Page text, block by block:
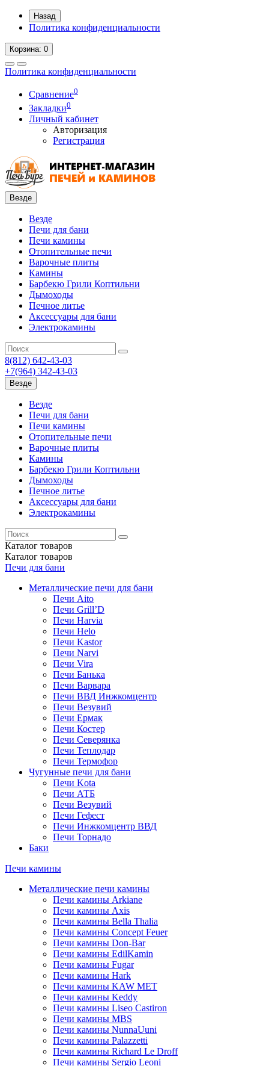
Назад
Политика конфиденциальности
Корзина: 0
Политика конфиденциальности
Сравнение0
Закладки0
Личный кабинет
Авторизация
Регистрация
Везде
Везде
Печи для бани
Печи камины
Отопительные печи
Варочные плиты
Камины
Барбекю Грили Коптильни
Дымоходы
Печное литье
Аксессуары для бани
Электрокамины
8(812) 642-43-03
+7(964) 342-43-03
Везде
Везде
Печи для бани
Печи камины
Отопительные печи
Варочные плиты
Камины
Барбекю Грили Коптильни
Дымоходы
Печное литье
Аксессуары для бани
Электрокамины
Каталог товаров
Каталог товаров
Печи для бани
Металлические печи для бани
Печи Aito
Печи Grill’D
Печи Harvia
Печи Helo
Печи Kastor
Печи Narvi
Печи Vira
Печи Банька
Печи Варвара
Печи ВВД Инжкомцентр
Печи Везувий
Печи Ермак
Печи Костер
Печи Северянка
Печи Теплодар
Печи Термофор
Чугунные печи для бани
Печи Kota
Печи АТБ
Печи Везувий
Печи Гефест
Печи Инжкомцентр ВВД
Печи Торнадо
Баки
Печи камины
Металлические печи камины
Печи камины Arkiane
Печи камины Axis
Печи камины Bella Thalia
Печи камины Concept Feuer
Печи камины Don-Bar
Печи камины EdilKamin
Печи камины Fugar
Печи камины Hark
Печи камины KAW MET
Печи камины Keddy
Печи камины Liseo Castiron
Печи камины MBS
Печи камины NunnaUuni
Печи камины Palazzetti
Печи камины Richard Le Droff
Печи камины Sergio Leoni